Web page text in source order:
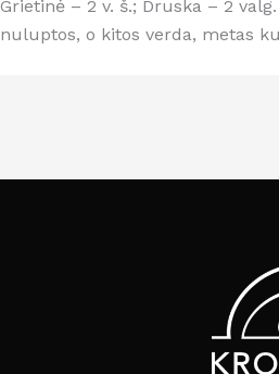
Grietinė – 2 v. š.; Druska – 2
nuluptos, o kitos verda, metas